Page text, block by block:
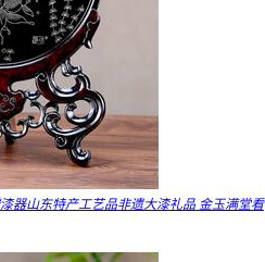
器山东特产工艺品非遗大漆礼品 金玉满堂看